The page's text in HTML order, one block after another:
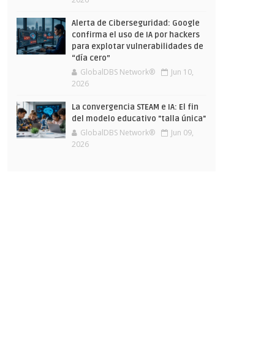
Alerta de Ciberseguridad: Google
confirma el uso de IA por hackers
para explotar vulnerabilidades de
“día cero”
GlobalDBS Network®
Jun 10,
2026
La convergencia STEAM e IA: El fin
del modelo educativo "talla única"
GlobalDBS Network®
Jun 09,
2026